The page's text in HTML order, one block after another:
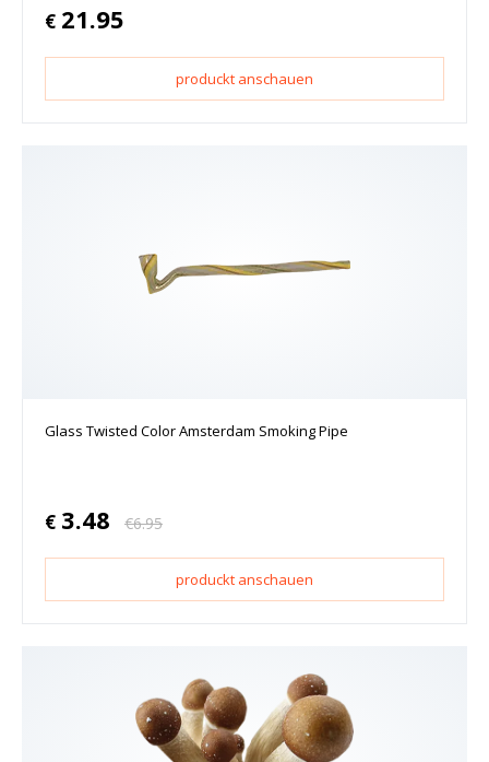
€ 21.95
produckt anschauen
Glass Twisted Color Amsterdam Smoking Pipe
€ 3.48 €6.95
produckt anschauen